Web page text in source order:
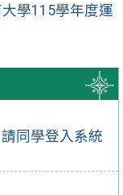
同學登入系統
學115學年度運